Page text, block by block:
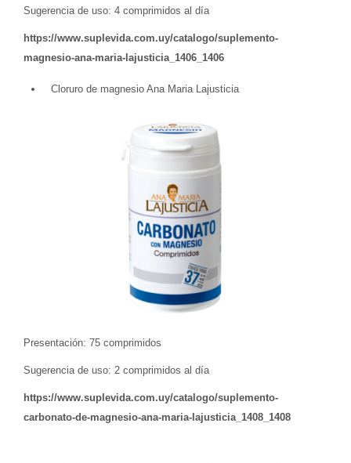
Sugerencia de uso: 4 comprimidos al día
https://www.suplevida.com.uy/catalogo/suplemento-
magnesio-ana-maria-lajusticia_1406_1406
Cloruro de magnesio Ana Maria Lajusticia
Presentación: 75 comprimidos
Sugerencia de uso: 2 comprimidos al día
https://www.suplevida.com.uy/catalogo/suplemento-
carbonato-de-magnesio-ana-maria-lajusticia_1408_1408